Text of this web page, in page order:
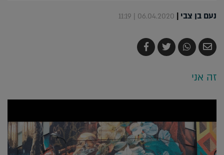
נעם בן צבי |
06.04.2020 | 11:19
שלח
בדואר
שתף
ב-
צייץ
ב-
שתף
ב-
זה אני